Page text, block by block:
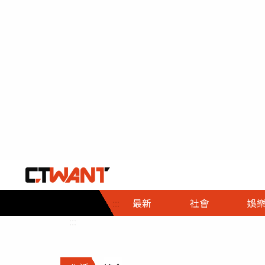
::: 最新 社會
社會首頁
時事
調查
娛樂
娛樂首頁
即時
財經首頁
熱線
政